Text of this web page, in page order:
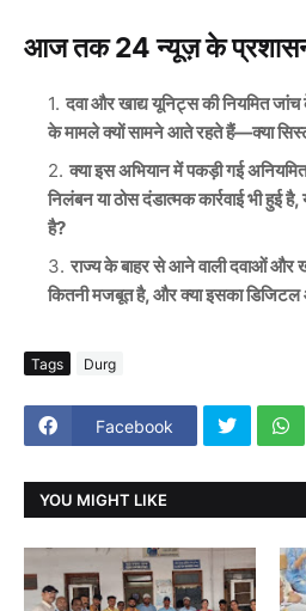
आज तक 24 न्यूज़ के
दवा और खाद्य यूनिट्स की नियमित जांच
के मामले क्यों सामने आते रहते हैं—क्या
क्या इस अभियान में पकड़ी गई
निलंबन या ठोस दंडात्मक कार्रवाई भी हुई
है?
राज्य के बाहर से आने वाली दवाओं और
कितनी मजबूत है, और क्या इसका
Tags Durg
Facebook
YOU MIGHT LIKE